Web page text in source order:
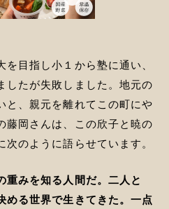
目指し小１から塾に通い、
したが失敗しました。地元の
と、親元を離れてこの町にや
藤岡さんは、この欣子と暁の
のように語らせています。
重みを知る人間だ。二人と
める世界で生きてきた。一点